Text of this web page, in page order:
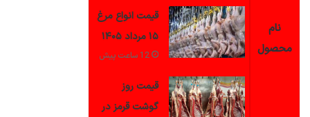
نام
محصول
قیمت انواع مرغ
۱۵ مرداد ۱۴۰۵
12 ساعت پیش
قیمت روز
گوشت قرمز در